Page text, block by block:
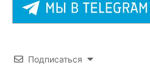
Подписаться